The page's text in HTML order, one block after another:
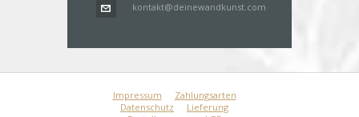
kontakt@deinewandkunst.com
Impressum
Zahlungsarten
Datenschutz
Lieferung